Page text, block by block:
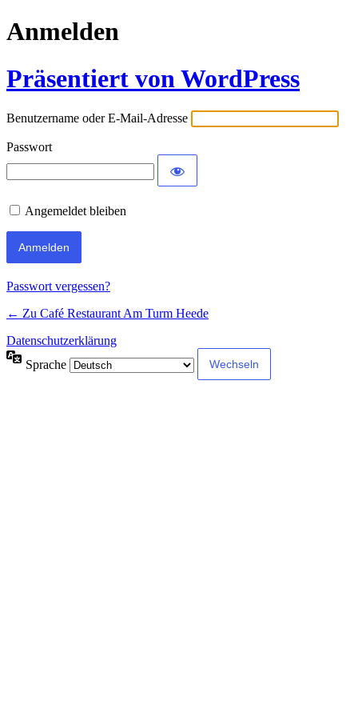
Anmelden
Präsentiert von WordPress
Benutzername oder E-Mail-Adresse
Passwort
Angemeldet bleiben
Passwort vergessen?
← Zu Café Restaurant Am Turm Heede
Datenschutzerklärung
Sprache